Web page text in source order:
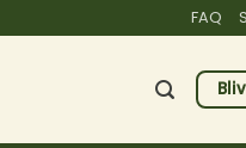
FAQ